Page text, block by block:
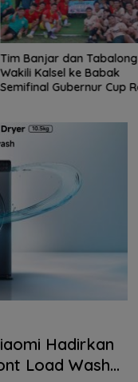
Erick Thohir Minta Timnas
Bangkit Usai Dikalahkan
Vietnam
Hadirkan
Load Washer